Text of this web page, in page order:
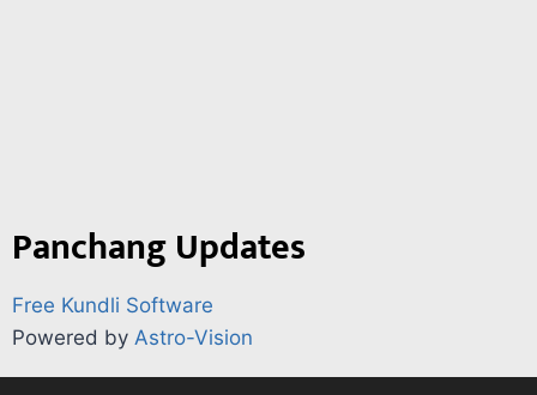
Panchang Updates
Free Kundli Software
Powered by Astro-Vision